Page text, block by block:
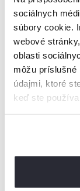
sociálnych
súbory cookie.
webové
oblasti
môžu
údajmi, ktoré
keď ste
Nízke